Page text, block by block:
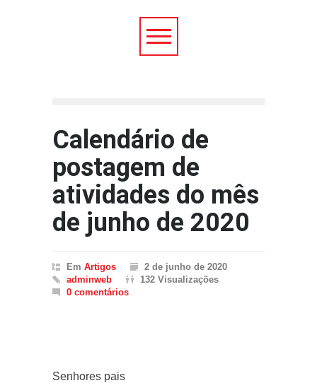
Calendário de
postagem de
atividades do mês
de junho de 2020
Em Artigos
2 de junho de 2020
adminweb
132 Visualizações
0 comentários
Senhores pais